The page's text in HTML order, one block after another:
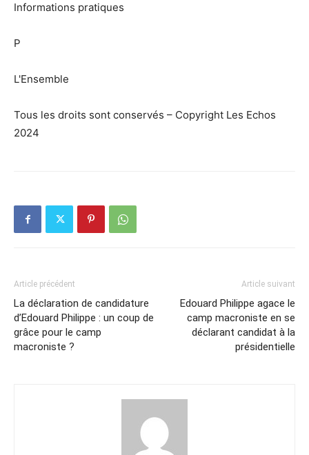
Informations pratiques
P
L'Ensemble
Tous les droits sont conservés – Copyright Les Echos
2024
Article précédent
La déclaration de candidature
d’Edouard Philippe : un coup de
grâce pour le camp
macroniste ?
Article suivant
Edouard Philippe agace le
camp macroniste en se
déclarant candidat à la
présidentielle